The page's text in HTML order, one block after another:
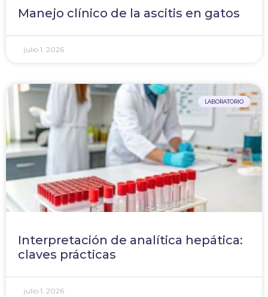
Manejo clínico de la ascitis en gatos
julio 1, 2026
LABORATORIO
Interpretación de analítica hepática:
claves prácticas
julio 1, 2026